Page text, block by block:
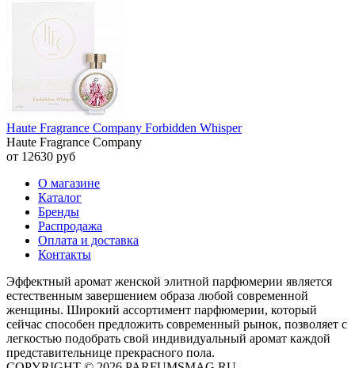
Haute Fragrance Company Forbidden Whisper
Haute Fragrance Company
от 12630 руб
О магазине
Каталог
Бренды
Распродажа
Оплата и доставка
Контакты
Эффектный аромат женской элитной парфюмерии является
естественным завершением образа любой современной
женщины. Широкий ассортимент парфюмерии, который
сейчас способен предложить современный рынок, позволяет с
легкостью подобрать свой индивидуальный аромат каждой
представительнице прекрасного пола.